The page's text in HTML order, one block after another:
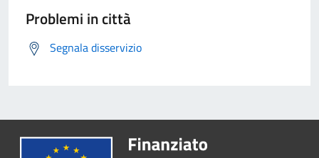
Problemi in città
Segnala disservizio